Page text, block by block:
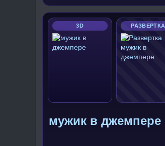
3D РАЗВЕРТКА
мужик в джемпере